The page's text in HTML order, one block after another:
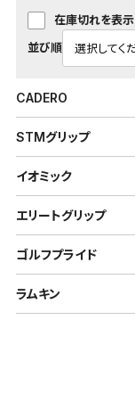
在庫切れを表示
並び順
CADERO
STMグリップ
イオミック
エリートグリップ
ゴルフプライド
ラムキン